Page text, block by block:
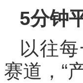
5分钟
以往
赛道，“